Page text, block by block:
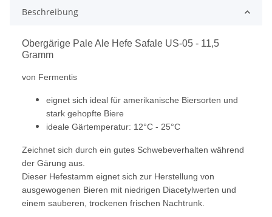
Beschreibung
Obergärige Pale Ale Hefe Safale US-05 - 11,5
Gramm
von Fermentis
eignet sich ideal für amerikanische Biersorten und
stark gehopfte Biere
ideale Gärtemperatur: 12°C - 25°C
Zeichnet sich durch ein gutes Schwebeverhalten während
der Gärung aus.
Dieser Hefestamm eignet sich zur Herstellung von
ausgewogenen Bieren mit niedrigen Diacetylwerten und
einem sauberen, trockenen frischen Nachtrunk.